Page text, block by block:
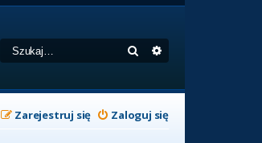
Szukaj
Zaloguj się
Zarejestruj się